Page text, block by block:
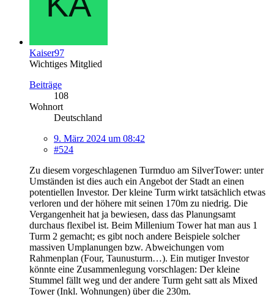
Kaiser97
Wichtiges Mitglied
Beiträge
108
Wohnort
Deutschland
9. März 2024 um 08:42
#524
Zu diesem vorgeschlagenen Turmduo am SilverTower: unter
Umständen ist dies auch ein Angebot der Stadt an einen
potentiellen Investor. Der kleine Turm wirkt tatsächlich etwas
verloren und der höhere mit seinen 170m zu niedrig. Die
Vergangenheit hat ja bewiesen, dass das Planungsamt
durchaus flexibel ist. Beim Millenium Tower hat man aus 1
Turm 2 gemacht; es gibt noch andere Beispiele solcher
massiven Umplanungen bzw. Abweichungen vom
Rahmenplan (Four, Taunusturm…). Ein mutiger Investor
könnte eine Zusammenlegung vorschlagen: Der kleine
Stummel fällt weg und der andere Turm geht satt als Mixed
Tower (Inkl. Wohnungen) über die 230m.